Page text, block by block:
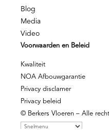
Blog
Media
Video
Voorwaarden en Beleid
Kwaliteit
NOA Afbouwgarantie
Privacy disclamer
Privacy beleid
© Berkers Vloeren – Alle